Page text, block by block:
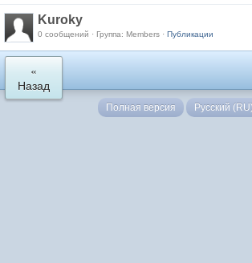
Kuroky
0 сообщений · Группа: Members · Публикации
«
Назад
Полная версия Русский (RU)